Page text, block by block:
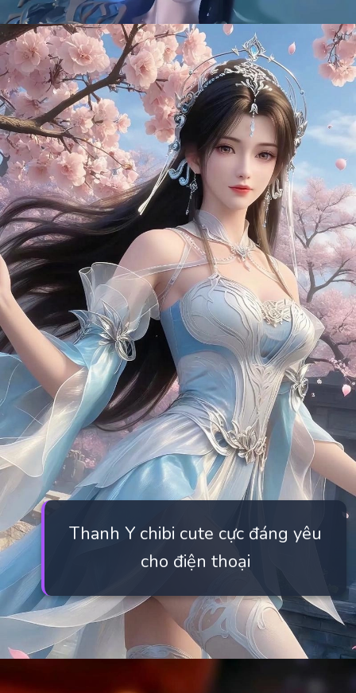
Đang mở https://manhua.edu.vn/thanh-y
Thanh Y chibi cute cực đáng yêu
cho điện thoại